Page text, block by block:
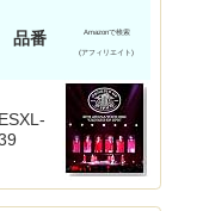
品番 Amazonで検索
(アフィリエイト)
ESXL-